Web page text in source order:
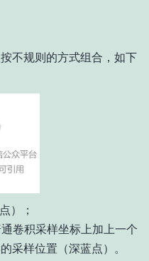
不规则的方式组合，如下
）；
卷积采样坐标上加上一个
采样位置（深蓝点）。